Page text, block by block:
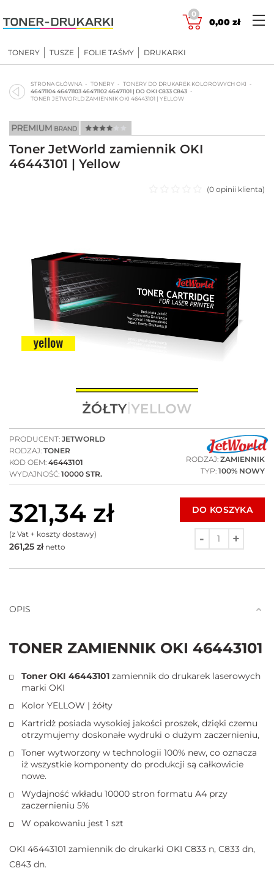
to
content
0
0,00 zł
TONERY TUSZE FOLIE TAŚMY DRUKARKI
STRONA GŁÓWNA TONERY
TONERY DO DRUKAREK KOLOROWYCH OKI
46471104 46471103 46471102 46471101 | DO OKI C833 C843
TONER JETWORLD ZAMIENNIK OKI 46443101 | YELLOW
Toner JetWorld zamiennik OKI
46443101 | Yellow
(0 opinii klienta)
PRODUCENT: JETWORLD
RODZAJ: TONER
KOD OEM: 46443101
WYDAJNOŚĆ: 10000 STR.
RODZAJ: ZAMIENNIK
TYP: 100% NOWY
321,34 zł
(z Vat + koszty dostawy)
261,25 złnetto
DO KOSZYKA
OPIS
TONER ZAMIENNIK OKI 46443101
Toner OKI 46443101 zamiennik do drukarek laserowych
marki OKI
Kolor YELLOW | żółty
Kartridż posiada wysokiej jakości proszek, dzięki czemu
otrzymujemy doskonałe wydruki o dużym zaczernieniu,
Toner wytworzony w technologii 100% new, co oznacza
iż wszystkie komponenty do produkcji są całkowicie
nowe.
Wydajność wkładu 10000 stron formatu A4 przy
zaczernieniu 5%
W opakowaniu jest 1 szt
OKI 46443101 zamiennik do drukarki OKI C833 n, C833 dn,
C843 dn.